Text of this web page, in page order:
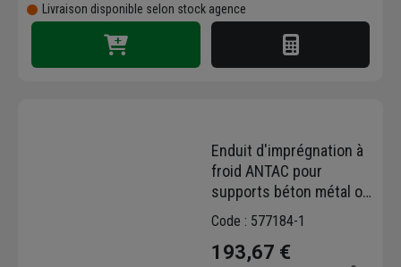
Livraison disponible selon stock agence
Enduit d'imprégnation à
froid ANTAC pour
supports béton métal ou
bois avant pose de
membrane d'étanchéité -
Bidon de 25,0 ltr
Code : 577184-1
193,67 €